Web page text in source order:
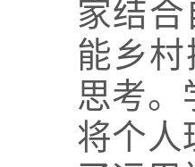
家结
能乡村
思考。
将个人